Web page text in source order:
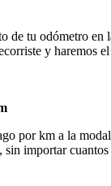
de tu odómetro en
y haremos
por km a la
sin importar